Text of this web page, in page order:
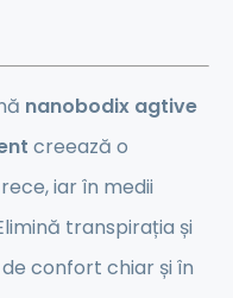
nanobodix agtive
creează o
iar în medii
transpirația și
confort chiar și în